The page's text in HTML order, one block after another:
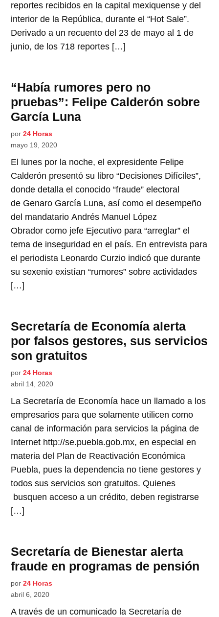
reportes recibidos en la capital mexiquense y del
interior de la República, durante el “Hot Sale”.
Derivado a un recuento del 23 de mayo al 1 de
junio, de los 718 reportes […]
“Había rumores pero no
pruebas”: Felipe Calderón sobre
García Luna
por 24 Horas
mayo 19, 2020
El lunes por la noche, el expresidente Felipe
Calderón presentó su libro “Decisiones Difíciles”,
donde detalla el conocido “fraude” electoral
de Genaro García Luna, así como el desempeño
del mandatario Andrés Manuel López
Obrador como jefe Ejecutivo para “arreglar” el
tema de inseguridad en el país. En entrevista para
el periodista Leonardo Curzio indicó que durante
su sexenio existían “rumores” sobre actividades
[…]
Secretaría de Economía alerta
por falsos gestores, sus servicios
son gratuitos
por 24 Horas
abril 14, 2020
La Secretaría de Economía hace un llamado a los
empresarios para que solamente utilicen como
canal de información para servicios la página de
Internet http://se.puebla.gob.mx, en especial en
materia del Plan de Reactivación Económica
Puebla, pues la dependencia no tiene gestores y
todos sus servicios son gratuitos. Quienes
busquen acceso a un crédito, deben registrarse
[…]
Secretaría de Bienestar alerta
fraude en programas de pensión
por 24 Horas
abril 6, 2020
A través de un comunicado la Secretaría de